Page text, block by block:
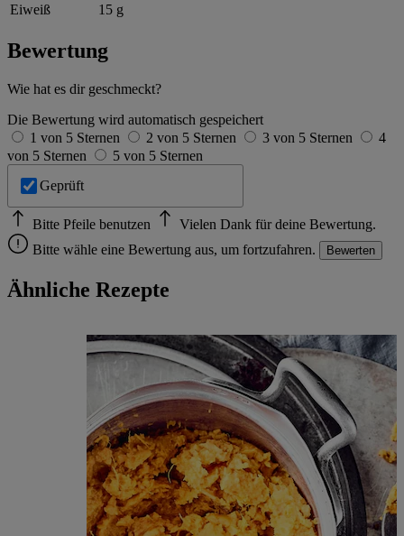
Eiweiß
15 g
Bewertung
Wie hat es dir geschmeckt?
Die Bewertung wird automatisch gespeichert
1 von 5 Sternen
2 von 5 Sternen 3 von 5 Sternen
4
von 5 Sternen
5 von 5 Sternen
Geprüft
Bitte Pfeile benutzen
Vielen Dank für deine Bewertung.
Bitte wähle eine Bewertung aus, um fortzufahren.
Bewerten
Ähnliche Rezepte